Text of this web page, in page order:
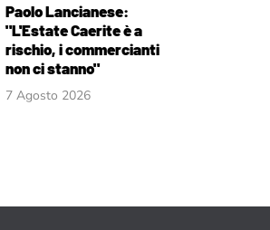
Paolo Lancianese:
"L'Estate Caerite è a
rischio, i commercianti
non ci stanno"
7 Agosto 2026